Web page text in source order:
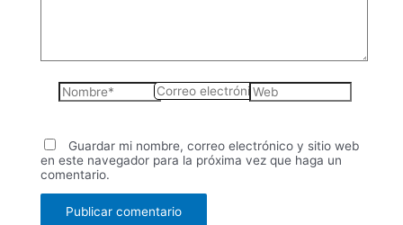
Nombre*
Correo
electrónico*
Web
Guardar mi nombre, correo electrónico y sitio web
en este navegador para la próxima vez que haga un
comentario.